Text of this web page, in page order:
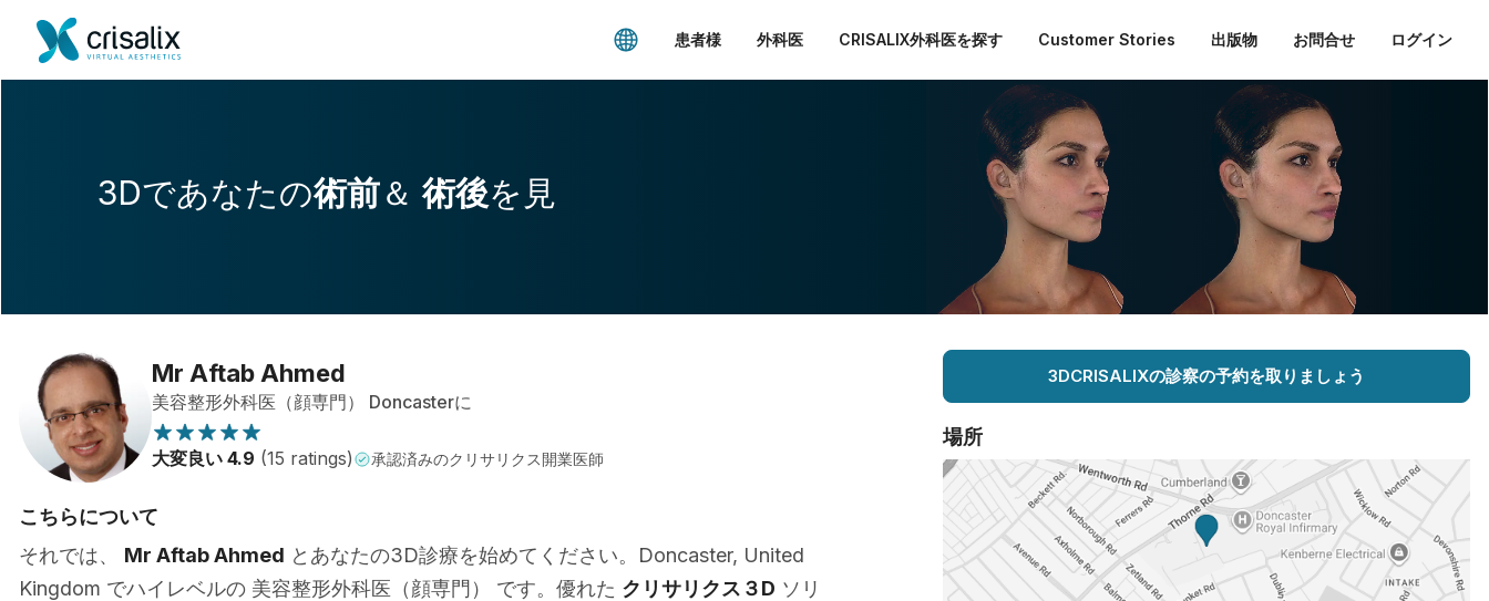
患者様 外科医 CRISALIX外科医を探す Customer Stories 出版物 お問合せ ログイン
3Dであなたの術前＆術後を見
Mr Aftab Ahmed
美容整形外科医（顔専門） Doncasterに
大変良い 4.9 (15 ratings) 承認済みのクリサリクス開業医師
こちらについて
それでは、 Mr Aftab Ahmed とあなたの3D診療を始めてください。Doncaster, United
Kingdom でハイレベルの 美容整形外科医（顔専門） です。優れた クリサリクス３D ソリ
3DCRISALIXの診察の予約を取りましょう
場所